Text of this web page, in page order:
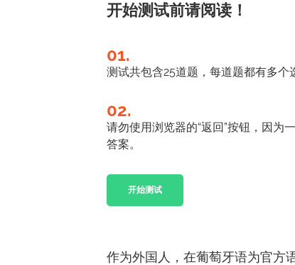
开始测试前请阅读！
01.
测试共包含25道题，每道题都有多个
02.
请勿使用浏览器的“返回”按钮，因为
答案。
开始测试
作为外国人，在葡萄牙语为官方